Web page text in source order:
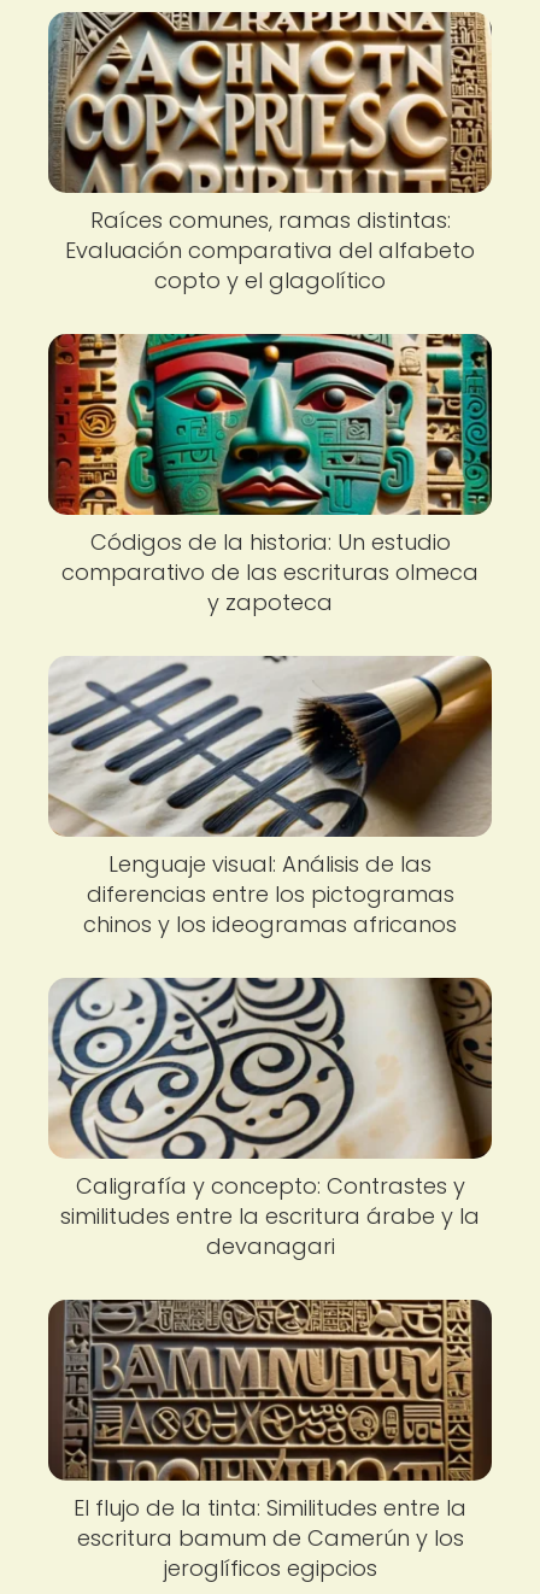
Raíces comunes, ramas distintas:
Evaluación comparativa del alfabeto
copto y el glagolítico
Códigos de la historia: Un estudio
comparativo de las escrituras olmeca
y zapoteca
Lenguaje visual: Análisis de las
diferencias entre los pictogramas
chinos y los ideogramas africanos
Caligrafía y concepto: Contrastes y
similitudes entre la escritura árabe y la
devanagari
El flujo de la tinta: Similitudes entre la
escritura bamum de Camerún y los
jeroglíficos egipcios